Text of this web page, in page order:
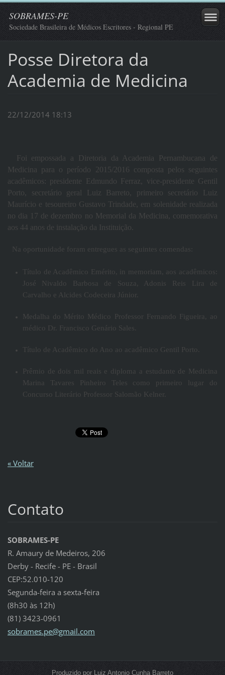
SOBRAMES-PE
Sociedade Brasileira de Médicos Escritores - Regional PE
Posse Diretora da
Academia de Medicina
22/12/2014 18:13
Foi empossada a Diretoria da Academia Pernambucana de
Medicina para o período 2015/2016 composta pelos seguintes
acadêmicos: presidente Edmundo Ferraz, vice-presidente Gentil
Porto, secretário geral Luiz Barreto, primeiro secretário Luiz
Maurício e tesoureiro Gustavo Trindade, em solenidade realizada
no dia 17 de dezembro no Memorial da Medicina, comemorativa
aos 44 anos de instalação da Instituição.
Na oportunidade foram entregues as seguintes comendas:
Título de Acadêmico Emérito, in memoriam, aos acadêmicos:
José Nivaldo Barbosa de Souza, Adonis Reis Lira de
Carvalho e Alcides Codeceira Júnior.
Medalha do Mérito Médico Professor Fernando Figueira, ao
médico Dr. Francisco Genário Sales.
Título de Acadêmico do Ano ao acadêmico Gentil Porto.
Prêmio de dois mil reais e diploma a estudante de Medicina
Marina Tavares Pinheiro Teles como primeiro lugar do
Concurso Literário Professor Salomão Kelner.
« Voltar
Contato
SOBRAMES-PE
R. Amaury de Medeiros, 206
Derby - Recife - PE - Brasil
CEP:52.010-120
Segunda-feira a sexta-feira
(8h30 às 12h)
(81) 3423-0961
sobrames.pe@gmail.com
Produzido por Luiz Antonio Cunha Barreto